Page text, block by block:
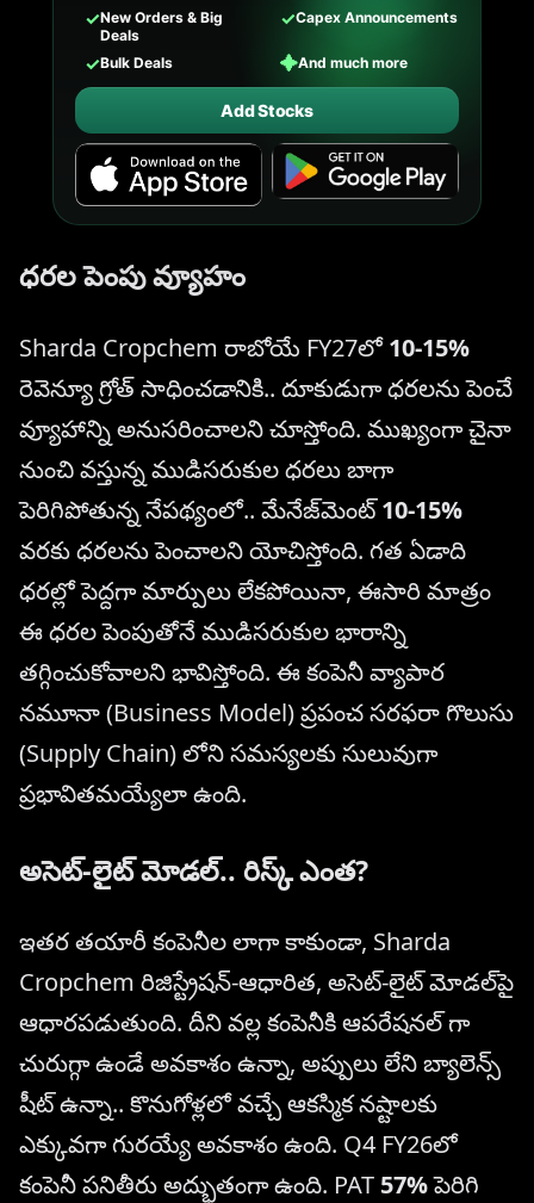
✓New Orders & Big
Deals
✓Capex Announcements
✓Bulk Deals ✦And much more
Add Stocks
ధరల పెంపు వ్యూహం
Sharda Cropchem రాబోయే FY27లో10-15%
రెవెన్యూ గ్రోత్ సాధించడానికి.. దూకుడుగా ధరలను పెంచే
వ్యూహాన్ని అనుసరించాలని చూస్తోంది. ముఖ్యంగా చైనా
నుంచి వస్తున్న ముడిసరుకుల ధరలు బాగా
పెరిగిపోతున్న నేపథ్యంలో.. మేనేజ్‌మెంట్10-15%
వరకు ధరలను పెంచాలని యోచిస్తోంది. గత ఏడాది
ధరల్లో పెద్దగా మార్పులు లేకపోయినా, ఈసారి మాత్రం
ఈ ధరల పెంపుతోనే ముడిసరుకుల భారాన్ని
తగ్గించుకోవాలని భావిస్తోంది. ఈ కంపెనీ వ్యాపార
నమూనా (Business Model) ప్రపంచ సరఫరా గొలుసు
(Supply Chain) లోని సమస్యలకు సులువుగా
ప్రభావితమయ్యేలా ఉంది.
అసెట్-లైట్ మోడల్.. రిస్క్ ఎంత?
ఇతర తయారీ కంపెనీల లాగా కాకుండా, Sharda
Cropchem రిజిస్ట్రేషన్-ఆధారిత, అసెట్-లైట్ మోడల్‌పై
ఆధారపడుతుంది. దీని వల్ల కంపెనీకి ఆపరేషనల్ గా
చురుగ్గా ఉండే అవకాశం ఉన్నా, అప్పులు లేని బ్యాలెన్స్
షీట్ ఉన్నా.. కొనుగోళ్లలో వచ్చే ఆకస్మిక నష్టాలకు
ఎక్కువగా గురయ్యే అవకాశం ఉంది. Q4 FY26లో
కంపెనీ పనితీరు అద్భుతంగా ఉంది. PAT 57%పెరిగి